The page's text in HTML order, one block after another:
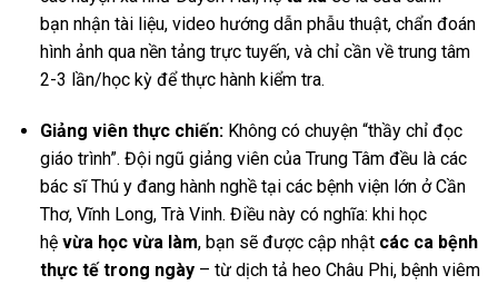
bạn nhận tài liệu, video hướng dẫn phẫu thuật, chẩn đoán
hình ảnh qua nền tảng trực tuyến, và chỉ cần về trung tâm
2-3 lần/học kỳ để thực hành kiểm tra.
Giảng viên thực chiến:Không có chuyện “thầy chỉ đọc
giáo trình”. Đội ngũ giảng viên của Trung Tâm đều là các
bác sĩ Thú y đang hành nghề tại các bệnh viện lớn ở Cần
Thơ, Vĩnh Long, Trà Vinh. Điều này có nghĩa: khi học
hệ vừa học vừa làm, bạn sẽ được cập nhật các ca bệnh
thực tế trong ngày– từ dịch tả heo Châu Phi, bệnh viêm